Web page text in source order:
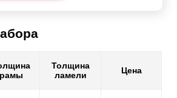
рамы
Толщина
ламели
Цена